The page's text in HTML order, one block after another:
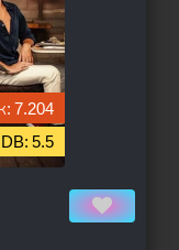
7.204
5.5